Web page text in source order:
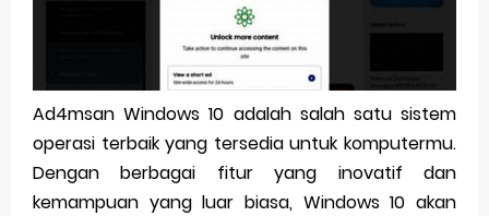
Simpan Profil Ig Dengan Mudah
Aplikasi Togel Android: Solusi Praktis Untuk Pecinta Togel
Siap Video Call, tapi Download Aplikasinya Dulu, Abangku
Saturday, 8 August
Ad4msan Windows 10 adalah salah satu sistem
operasi terbaik yang tersedia untuk komputermu.
Dengan berbagai fitur yang inovatif dan
kemampuan yang luar biasa, Windows 10 akan